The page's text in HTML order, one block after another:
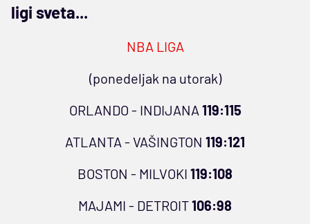
ligi sveta...
NBA LIGA
(ponedeljak na utorak)
ORLANDO - INDIJANA 119:115
ATLANTA - VAŠINGTON 119:121
BOSTON - MILVOKI 119:108
MAJAMI - DETROIT106:98